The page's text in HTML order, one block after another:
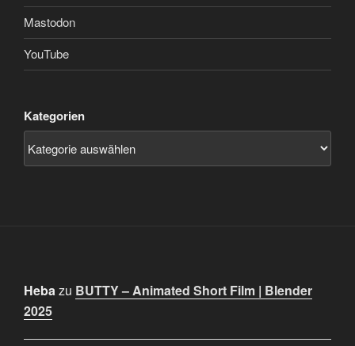
Mastodon
YouTube
Kategorien
Hebazu BUTTY – Animated Short Film | Blender
2025